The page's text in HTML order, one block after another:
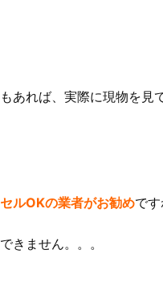
あれば、実際に現物を見
ルOKの業者がお勧めです
きません。。。